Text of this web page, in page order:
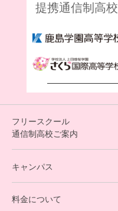
提携通信制高校
フリースクール
通信制高校ご案内
オンラインコース
キャンパス
料金について